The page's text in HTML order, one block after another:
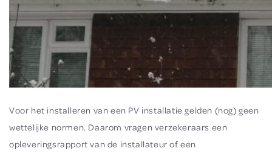
Voor het installeren van een PV installatie gelden (nog) geen
wettelijke normen. Daarom vragen verzekeraars een
opleveringsrapport van de installateur of een